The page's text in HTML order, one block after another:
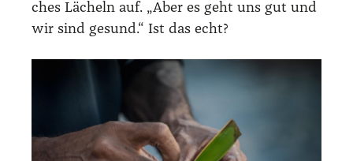
ches Lächeln auf. „Aber es geht uns gut und
wir sind gesund.“ Ist das echt?